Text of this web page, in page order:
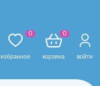
избранное
0
корзина
0
войти